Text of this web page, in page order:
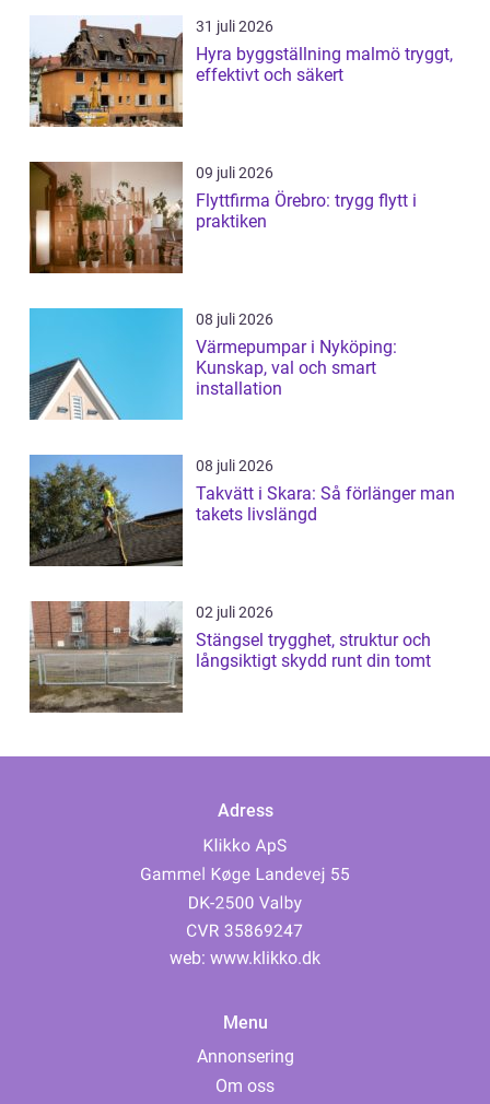
31 juli 2026
Hyra byggställning malmö tryggt,
effektivt och säkert
09 juli 2026
Flyttfirma Örebro: trygg flytt i
praktiken
08 juli 2026
Värmepumpar i Nyköping:
Kunskap, val och smart
installation
08 juli 2026
Takvätt i Skara: Så förlänger man
takets livslängd
02 juli 2026
Stängsel trygghet, struktur och
långsiktigt skydd runt din tomt
Adress
web: www.klikko.dk
Menu
Annonsering
Om oss